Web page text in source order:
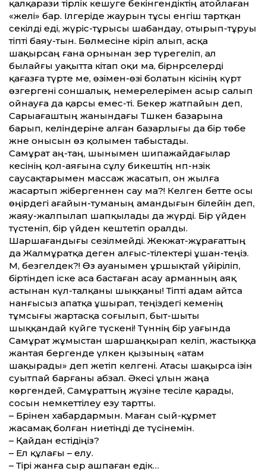
қалқарази тірлік кешуге бекінгендіктің атойлаған
«желі» бар. Ілгеріде жаурын тұсы енгіш тартқан
секілді еді, жүріс-тұрысы шабандау, отырып-тұруы
тіпті баяу-тын. Бөлмесіне кіріп алып, асқа
шақырсаң ғана орнынан әзер түрегеліп, ал
былайғы уақытта кітап оқи ма, бірнәрселерді
қағазға түрте ме, өзімен-өзі болатын кісінің күрт
өзгергені соншалық, немерелерімен асыр салып
ойнауға да қарсы емес-ті. Бекер жатпайын деп,
Сарыағаштың жанындағы Тәшкен базарына
барып, келіндеріне алған базарлығы да бір төбе
және онысын өз қолымен табыстады.
Самұрат аң-таң, шынымен шипажай­дағылар
әкесінің қол-аяғына сұлу бикештің нәп-нәзік
саусақтарымен массаж жасатып, он жылға
жасартып жібергеннен сау ма?! Келген бетте осы
өңірдегі ағайын-туманың амандығын білейін деп,
жаяу-жалпылап шап­қылады да жүрді. Бір үйден
түстеніп, бір үйден кештетіп оралды.
Шаршағандығы сезілмейді. Жекжат-жұрағаттың
да Жалмұратқа деген алғыс-тілектері ұшан-теңіз.
Мә, безгелдек?! Өз ауанымен ұршықтай үйіріліп,
біртіндеп іске аса бастаған асау арманның аяқ
астынан күл-талқаны шыққаны! Тіпті адам айтса
нанғысыз апатқа ұшырап, теңіздегі кеменің
тұмсығы жартасқа соғылып, быт-шыты
шыққандай күйге түскені! Түннің бір уағында
Самұрат жұмыстан шаршаңқырап келіп, жастыққа
жантая бергенде үлкен қызының «атам
шақырады» деп жетіп келгені. Атасы шақырса ізін
суытпай барғаны абзал. Әкесі ұлын жаңа
көргендей, Самұраттың жүзіне тесіле қарады,
сосын немкеттілеу езу тартты.
– Бәрінен хабардармын. Маған сый-құрмет
жасамақ болған ниетіңді де түсінемін.
– Қайдан естідіңіз?
– Ел құлағы – елу.
– Тірі жанға сыр ашпаған едік…